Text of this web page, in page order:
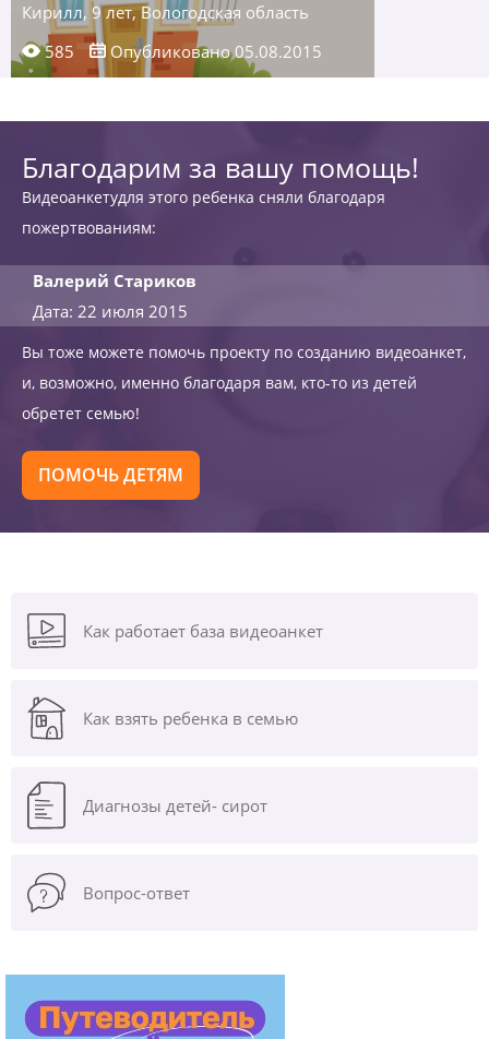
Кирилл, 9 лет, Вологодская область
585
Опубликовано 05.08.2015
Благодарим за вашу помощь!
Видеоанкетудля этого ребенка сняли благодаря
пожертвованиям:
Валерий Стариков
Дата: 22 июля 2015
Вы тоже можете помочь проекту по созданию видеоанкет,
и, возможно, именно благодаря вам, кто-то из детей
обретет семью!
ПОМОЧЬ ДЕТЯМ
Как работает база видеоанкет
Как взять ребенка в семью
Диагнозы детей- сирот
Вопрос-ответ